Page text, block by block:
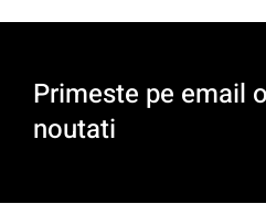
Primeste pe email
noutati